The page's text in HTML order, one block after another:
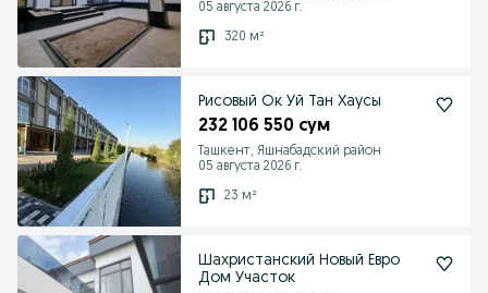
05 августа 2026 г.
320 м²
Рисовый Ок Уй Тан Хаусы
232 106 550 сум
Ташкент, Яшнабадский район
05 августа 2026 г.
23 м²
Шахристанский Новый Евро
Дом Участок